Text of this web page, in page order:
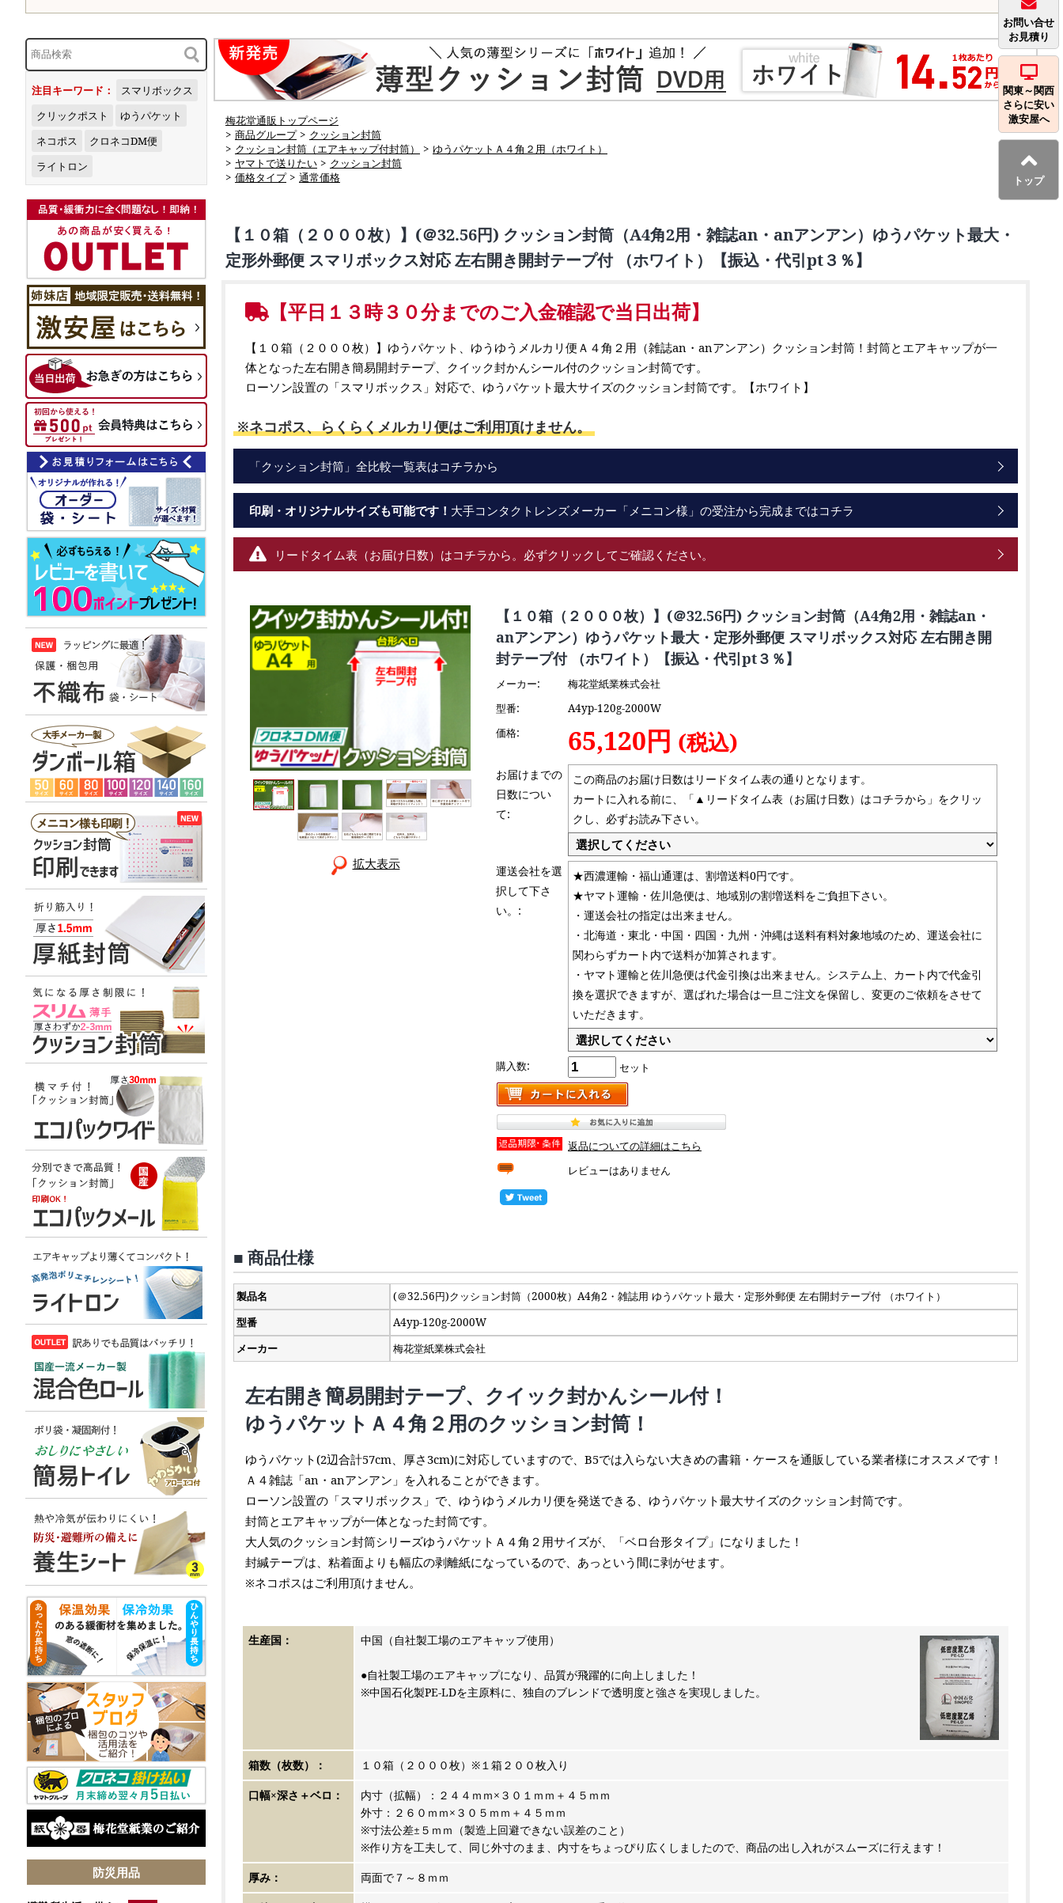
お問い合せ
お見積り
関東～関西
さらに安い
激安屋へ
トップ
注目キーワード：
スマリボックス
クリックポスト
ゆうパケット
ネコポス
クロネコDM便
ライトロン
防災用品
梅花堂通販トップページ
> 商品グループ> クッション封筒
> クッション封筒（エアキャップ付封筒） > ゆうパケットＡ４角２用（ホワイト）
> ヤマトで送りたい > クッション封筒
> 価格タイプ> 通常価格
【１０箱（２０００枚）】(＠32.56円) クッション封筒（A4角2用・雑誌an・anアンアン）ゆうパケット最大・
定形外郵便 スマリボックス対応 左右開き開封テープ付 （ホワイト）【振込・代引pt３％】
【平日１３時３０分までのご入金確認で当日出荷】
【１０箱（２０００枚）】ゆうパケット、ゆうゆうメルカリ便Ａ４角２用（雑誌an・anアンアン）クッション封筒！封筒とエアキャップが一
体となった左右開き簡易開封テープ、クイック封かんシール付のクッション封筒です。
ローソン設置の「スマリボックス」対応で、ゆうパケット最大サイズのクッション封筒です。【ホワイト】
※ネコポス、らくらくメルカリ便はご利用頂けません。
「クッション封筒」全比較一覧表はコチラから
印刷・オリジナルサイズも可能です！ 大手コンタクトレンズメーカー「メニコン様」の受注から完成まではコチラ
リードタイム表（お届け日数）はコチラから。必ずクリックしてご確認ください。
拡大表示
【１０箱（２０００枚）】(＠32.56円) クッション封筒（A4角2用・雑誌an・
anアンアン）ゆうパケット最大・定形外郵便 スマリボックス対応 左右開き開
封テープ付 （ホワイト）【振込・代引pt３％】
メーカー:
梅花堂紙業株式会社
型番:
A4yp-120g-2000W
価格:
65,120円 (税込)
お届けまでの
日数につい
て:
この商品のお届け日数はリードタイム表の通りとなります。
カートに入れる前に、「▲リードタイム表（お届け日数）はコチラから」をクリッ
クし、必ずお読み下さい。
運送会社を選
択して下さ
い。:
★西濃運輸・福山通運は、割増送料0円です。
★ヤマト運輸・佐川急便は、地域別の割増送料をご負担下さい。
・運送会社の指定は出来ません。
・北海道・東北・中国・四国・九州・沖縄は送料有料対象地域のため、運送会社に
関わらずカート内で送料が加算されます。
・ヤマト運輸と佐川急便は代金引換は出来ません。システム上、カート内で代金引
換を選択できますが、選ばれた場合は一旦ご注文を保留し、変更のご依頼をさせて
いただきます。
購入数: セット
返品についての詳細はこちら
レビューはありません
■ 商品仕様
製品名
(＠32.56円)クッション封筒（2000枚）A4角2・雑誌用 ゆうパケット最大・定形外郵便 左右開封テープ付 （ホワイト）
型番
A4yp-120g-2000W
メーカー
梅花堂紙業株式会社
左右開き簡易開封テープ、クイック封かんシール付！
ゆうパケットＡ４角２用のクッション封筒！
ゆうパケット(2辺合計57cm、厚さ3cm)に対応していますので、B5では入らない大きめの書籍・ケースを通販している業者様にオススメです！
Ａ４雑誌「an・anアンアン」を入れることができます。
ローソン設置の「スマリボックス」で、ゆうゆうメルカリ便を発送できる、ゆうパケット最大サイズのクッション封筒です。
封筒とエアキャップが一体となった封筒です。
大人気のクッション封筒シリーズゆうパケットＡ４角２用サイズが、「ベロ台形タイプ」になりました！
封緘テープは、粘着面よりも幅広の剥離紙になっているので、あっという間に剥がせます。
※ネコポスはご利用頂けません。
生産国： 中国（自社製工場のエアキャップ使用）
●自社製工場のエアキャップになり、品質が飛躍的に向上しました！
※中国石化製PE-LDを主原料に、独自のブレンドで透明度と強さを実現しました。
箱数（枚数）：
１０箱（２０００枚）※１箱２００枚入り
口幅×深さ＋ベロ：
内寸（拡幅）：２４４ｍｍ×３０１ｍｍ＋４５ｍｍ
外寸：２６０ｍｍ×３０５ｍｍ＋４５ｍｍ
※寸法公差±５ｍｍ（製造上回避できない誤差のこと）
※作り方を工夫して、同じ外寸のまま、内寸をちょっぴり広くしましたので、商品の出し入れがスムーズに行えます！
厚み：
両面で７～８ｍｍ